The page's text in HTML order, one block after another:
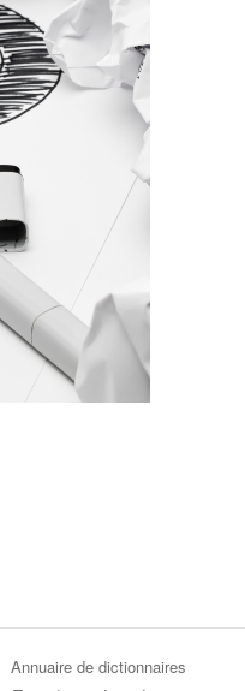
Annuaire de dictionnaires